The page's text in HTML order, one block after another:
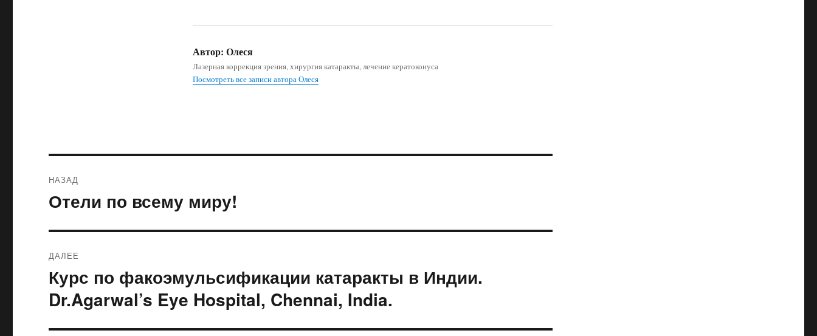
Автор: Олеся
Лазерная коррекция зрения, хирургия катаракты, лечение кератоконуса
Посмотреть все записи автора Олеся
по
НАЗАД
Предыдущая
Отели по всему миру!
ДАЛЕЕ
Следующая
запись:
Курс по факоэмульсификации катаракты в Индии.
Dr.Agarwal’s Eye Hospital, Chennai, India.